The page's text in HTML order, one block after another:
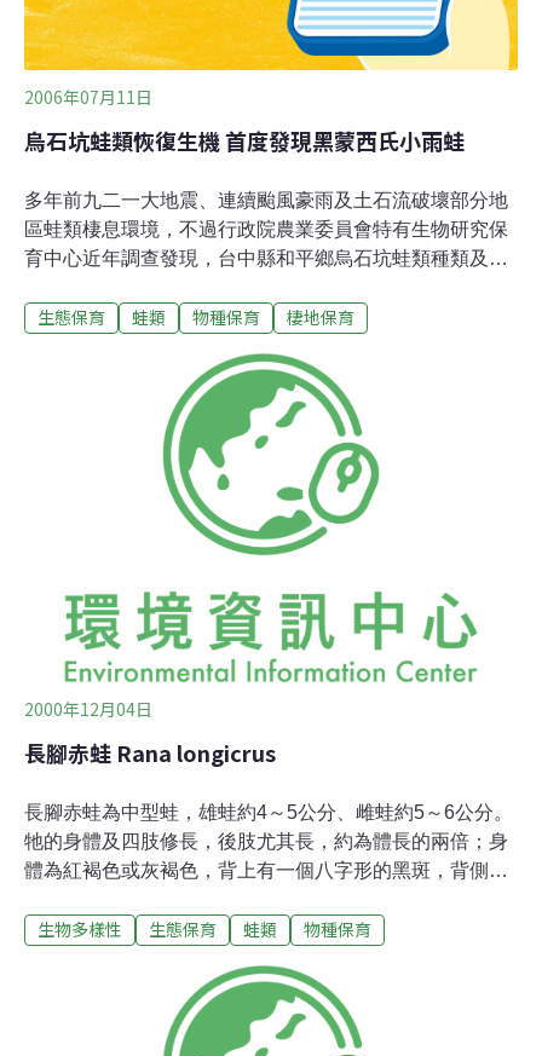
2006年07月11日
烏石坑蛙類恢復生機 首度發現黑蒙西氏小雨蛙
多年前九二一大地震、連續颱風豪雨及土石流破壞部分地
區蛙類棲息環境，不過行政院農業委員會特有生物研究保
育中心近年調查發現，台中縣和平鄉烏石坑蛙類種類及數
小雨蛙，顯示當地蛙類正隨環境復甦而逐漸恢復生機。
生態保育 蛙類 物種保育 棲地保育
2000年12月04日
長腳赤蛙 Rana longicrus
長腳赤蛙為中型蛙，雄蛙約4～5公分、雌蛙約5～6公分。
牠的身體及四肢修長，後肢尤其長，約為體長的兩倍；身
體為紅褐色或灰褐色，背上有一個八字形的黑斑，背側褶
塊黑褐色的菱型斑，形成一個黑眼罩。雌蛙的顏色較偏紅
牠和梭德氏赤蛙的外型很像，不易區分，但仔細比較會發
現：梭德氏赤蛙的吻較鈍圓，後腳比較短，而且指（趾）
端有膨大的吸盤。牠們零散分佈於本島西部的中北部平地
生物多樣性 生態保育 蛙類 物種保育